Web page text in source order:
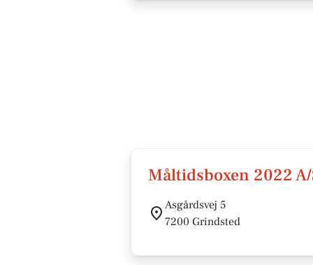
Måltidsboxen 2022
Asgårdsvej 5
7200 Grindsted